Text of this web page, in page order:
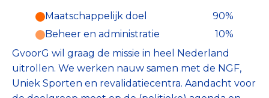
Maatschappelijk doel
90%
Beheer en administratie
10%
GvoorG wil graag de missie in heel Nederland
uitrollen. We werken nauw samen met de NGF,
Uniek Sporten en revalidatiecentra. Aandacht voor